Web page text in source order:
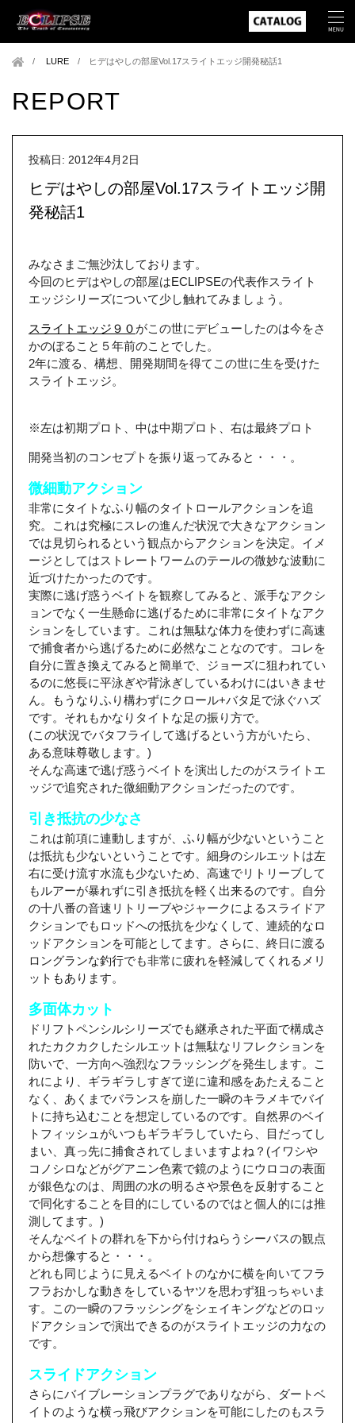
LURE / ヒデはやしの部屋Vol.17スライトエッジ開発秘話1
REPORT
投稿日: 2012年4月2日
ヒデはやしの部屋Vol.17スライトエッジ開
発秘話1
みなさまご無沙汰しております。
今回のヒデはやしの部屋はECLIPSEの代表作スライト
エッジシリーズについて少し触れてみましょう。
スライトエッジ９０ がこの世にデビューしたのは今をさ
かのぼること５年前のことでした。
2年に渡る、構想、開発期間を得てこの世に生を受けた
スライトエッジ。
※左は初期プロト、中は中期プロト、右は最終プロト
開発当初のコンセプトを振り返ってみると・・・。
微細動アクション
非常にタイトなふり幅のタイトロールアクションを追
究。これは究極にスレの進んだ状況で大きなアクション
では見切られるという観点からアクションを決定。イメ
ージとしてはストレートワームのテールの微妙な波動に
近づけたかったのです。
実際に逃げ惑うベイトを観察してみると、派手なアクシ
ョンでなく一生懸命に逃げるために非常にタイトなアク
ションをしています。これは無駄な体力を使わずに高速
で捕食者から逃げるために必然なことなのです。コレを
自分に置き換えてみると簡単で、ジョーズに狙われてい
るのに悠長に平泳ぎや背泳ぎしているわけにはいきませ
ん。もうなりふり構わずにクロール+バタ足で泳ぐハズ
です。それもかなりタイトな足の振り方で。
(この状況でバタフライして逃げるという方がいたら、
ある意味尊敬します。)
そんな高速で逃げ惑うベイトを演出したのがスライトエ
ッジで追究された微細動アクションだったのです。
引き抵抗の少なさ
これは前項に連動しますが、ふり幅が少ないということ
は抵抗も少ないということです。細身のシルエットは左
右に受け流す水流も少ないため、高速でリトリーブして
もルアーが暴れずに引き抵抗を軽く出来るのです。自分
の十八番の音速リトリーブやジャークによるスライドア
クションでもロッドへの抵抗を少なくして、連続的なロ
ッドアクションを可能としてます。さらに、終日に渡る
ロングランな釣行でも非常に疲れを軽減してくれるメリ
ットもあります。
多面体カット
ドリフトペンシルシリーズでも継承された平面で構成さ
れたカクカクしたシルエットは無駄なリフレクションを
防いで、一方向へ強烈なフラッシングを発生します。こ
れにより、ギラギラしすぎて逆に違和感をあたえること
なく、あくまでバランスを崩した一瞬のキラメキでバイ
トに持ち込むことを想定しているのです。自然界のベイ
トフィッシュがいつもギラギラしていたら、目だってし
まい、真っ先に捕食されてしまいますよね？(イワシや
コノシロなどがグアニン色素で鏡のようにウロコの表面
が銀色なのは、周囲の水の明るさや景色を反射すること
で同化することを目的にしているのではと個人的には推
測してます。)
そんなベイトの群れを下から付けねらうシーバスの観点
から想像すると・・・。
どれも同じように見えるベイトのなかに横を向いてフラ
フラおかしな動きをしているヤツを思わず狙っちゃいま
す。この一瞬のフラッシングをシェイキングなどのロッ
ドアクションで演出できるのがスライトエッジの力なの
です。
スライドアクション
さらにバイブレーションプラグでありながら、ダートベ
イトのような横っ飛びアクションを可能にしたのもスラ